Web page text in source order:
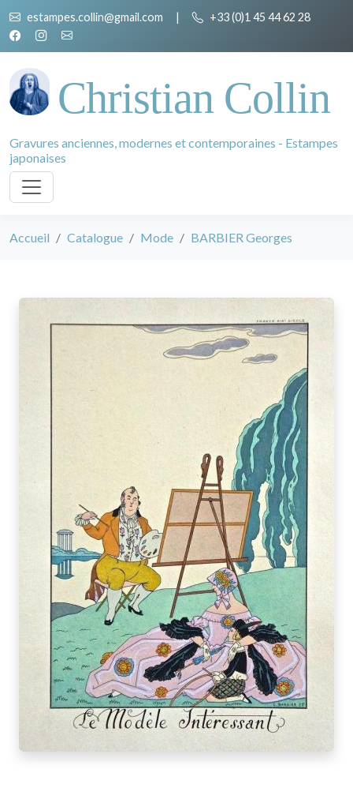
estampes.collin@gmail.com | +33 (0)1 45 44 62 28
Christian Collin
Gravures anciennes, modernes et contemporaines - Estampes
japonaises
Accueil Catalogue Mode BARBIER Georges